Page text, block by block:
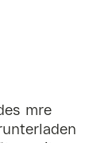
mre